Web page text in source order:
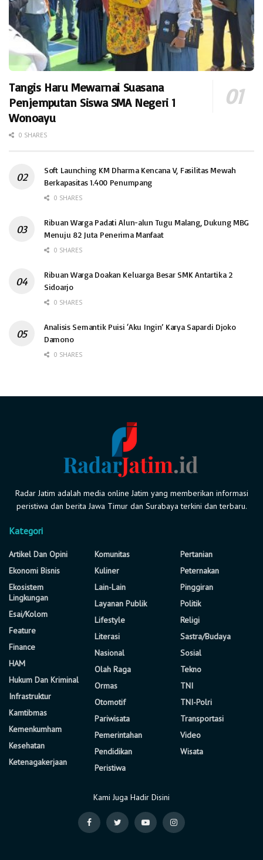
Tangis Haru Mewarnai Suasana
Penjemputan Siswa SMA Negeri 1
Wonoayu
0 SHARES
Soft Launching KM Dharma Kencana V, Fasilitas Mewah
Berkapasitas 1.400 Penumpang
0 SHARES
Ribuan Warga Padati Alun-alun Tugu Malang, Dukung MBG
Menuju 82 Juta Penerima Manfaat
0 SHARES
Ribuan Warga Doakan Keluarga Besar SMK Antartika 2
Sidoarjo
0 SHARES
Analisis Semantik Puisi ‘Aku Ingin’ Karya Sapardi Djoko
Damono
0 SHARES
Radar Jatim adalah media online Jatim yang memberikan informasi
peristiwa dan berita Jawa Timur dan Surabaya terkini dan terbaru.
Kategori
Artikel Dan Opini
Ekonomi Bisnis
Ekosistem
Lingkungan
Esai/Kolom
Feature
Finance
HAM
Hukum Dan Kriminal
Infrastruktur
Kamtibmas
Kemenkumham
Kesehatan
Ketenagakerjaan
Komunitas
Kuliner
Lain-Lain
Layanan Publik
Lifestyle
Literasi
Nasional
Olah Raga
Ormas
Otomotif
Pariwisata
Pemerintahan
Pendidikan
Peristiwa
Pertanian
Peternakan
Pinggiran
Politik
Religi
Sastra/Budaya
Sosial
Tekno
TNI
TNI-Polri
Transportasi
Video
Wisata
Kami Juga Hadir Disini